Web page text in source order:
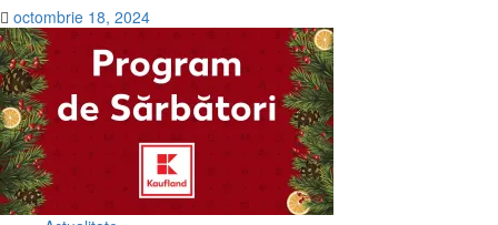
octombrie 18, 2024